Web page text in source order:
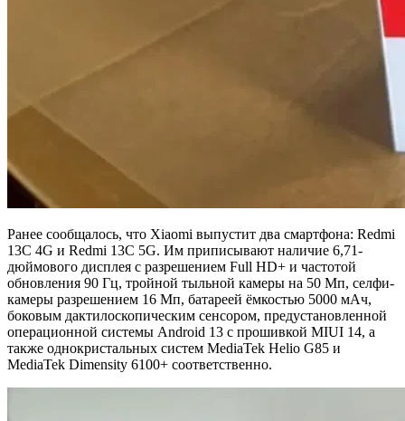
Ранее сообщалось, что Xiaomi выпустит два смартфона: Redmi
13C 4G и Redmi 13C 5G. Им приписывают наличие 6,71-
дюймового дисплея с разрешением Full HD+ и частотой
обновления 90 Гц, тройной тыльной камеры на 50 Мп, селфи-
камеры разрешением 16 Мп, батареей ёмкостью 5000 мАч,
боковым дактилоскопическим сенсором, предустановленной
операционной системы Android 13 с прошивкой MIUI 14, а
также однокристальных систем MediaTek Helio G85 и
MediaTek Dimensity 6100+ соответственно.